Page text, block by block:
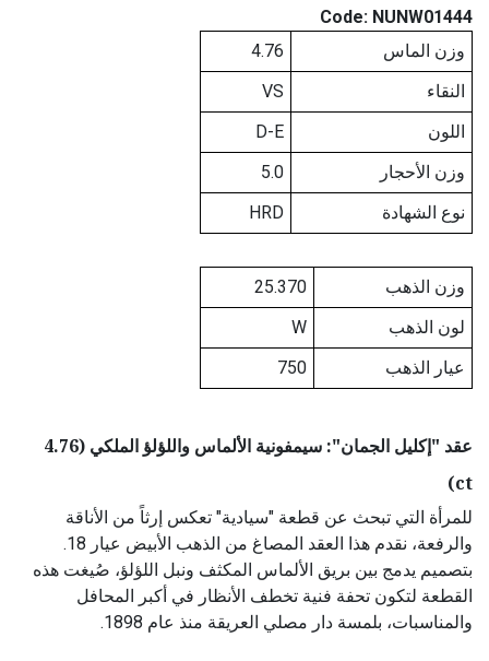
Code: NUNW01444
وزن الماس
4.76
النقاء
VS
اللون
D-E
وزن الأحجار
5.0
نوع الشهادة
HRD
وزن الذهب
25.370
لون الذهب
W
عيار الذهب
750
عقد "إكليل الجمان": سيمفونية الألماس واللؤلؤ الملكي (4.76
ct)
للمرأة التي تبحث عن قطعة "سيادية" تعكس إرثاً من الأناقة
والرفعة، نقدم هذا العقد المصاغ من الذهب الأبيض عيار 18.
بتصميم يدمج بين بريق الألماس المكثف ونبل اللؤلؤ، صُيغت هذه
القطعة لتكون تحفة فنية تخطف الأنظار في أكبر المحافل
والمناسبات، بلمسة دار مصلي العريقة منذ عام 1898.